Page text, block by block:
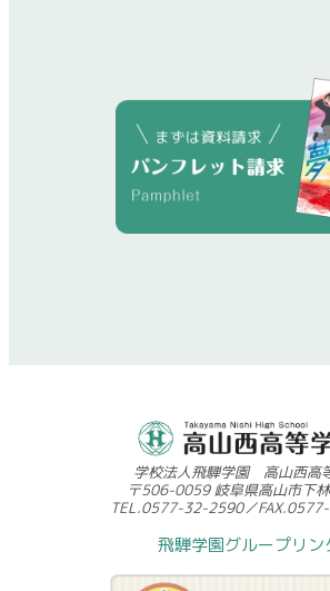
学校法人飛騨学園 高山西高
〒506-0059 岐阜県高山市下
TEL.0577-32-2590／
飛騨学園グループリン